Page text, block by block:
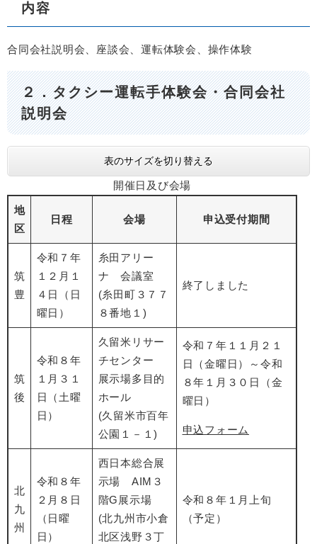
内容
合同会社説明会、座談会、運転体験会、操作体験
２．タクシー運転手体験会・合同会社
説明会
表のサイズを切り替える
開催日及び会場
地
区
日程 会場 申込受付期間
筑
豊
令和７年
１２月１
４日（日
曜日）
糸田アリー
ナ 会議室
(糸田町３７７
８番地１)
終了しました
筑
後
令和８年
１月３１
日（土曜
日）
久留米リサー
チセンター
展示場多目的
ホール
​(久留米市百年
公園１－１)
令和７年１１月２１
日（金曜日）～令和
８年１月３０日（金
曜日）
申込フォーム
北
九
州
令和８年
２月８日
（日曜
日）
西日本総合展
示場 AIM３
階G展示場
(北九州市小倉
北区浅野３丁
​令和８年１月上旬
（予定）